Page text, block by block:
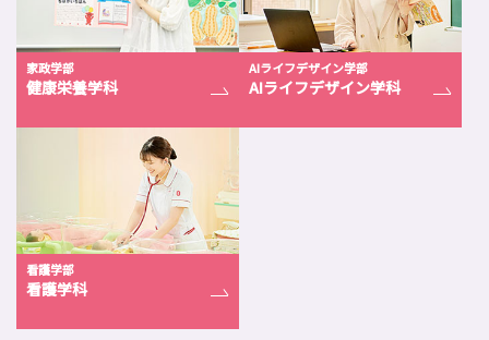
家政学部
健康栄養学科
AIライフデザイン学部
AIライフデザイン学科
看護学部
看護学科